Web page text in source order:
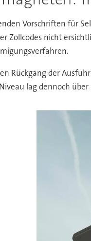
Vorschriften für
Zollcodes nicht
Rückgang der
lag dennoch